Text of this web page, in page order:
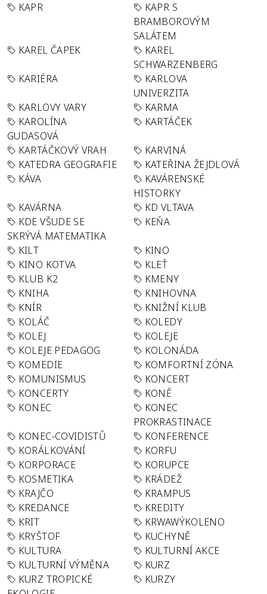
KAPR
KAPR S
BRAMBOROVÝM
SALÁTEM
KAREL ČAPEK
KAREL
SCHWARZENBERG
KARIÉRA
KARLOVA
UNIVERZITA
KARLOVY VARY
KARMA
KAROLÍNA
GUDASOVÁ
KARTÁČEK
KARTÁČKOVÝ VRAH
KARVINÁ
KATEDRA GEOGRAFIE
KATEŘINA ŽEJDLOVÁ
KÁVA
KAVÁRENSKÉ
HISTORKY
KAVÁRNA
KD VLTAVA
KDE VŠUDE SE
SKRÝVÁ MATEMATIKA
KEŇA
KILT
KINO
KINO KOTVA
KLEŤ
KLUB K2
KMENY
KNIHA
KNIHOVNA
KNÍR
KNIŽNÍ KLUB
KOLÁČ
KOLEDY
KOLEJ
KOLEJE
KOLEJE PEDAGOG
KOLONÁDA
KOMEDIE
KOMFORTNÍ ZÓNA
KOMUNISMUS
KONCERT
KONCERTY
KONĚ
KONEC
KONEC
PROKRASTINACE
KONEC-COVIDISTŮ
KONFERENCE
KORÁLKOVÁNÍ
KORFU
KORPORACE
KORUPCE
KOSMETIKA
KRÁDEŽ
KRAJČO
KRAMPUS
KREDANCE
KREDITY
KRIT
KRWAWÝKOLENO
KRYŠTOF
KUCHYNĚ
KULTURA
KULTURNÍ AKCE
KULTURNÍ VÝMĚNA
KURZ
KURZ TROPICKÉ
KURZY